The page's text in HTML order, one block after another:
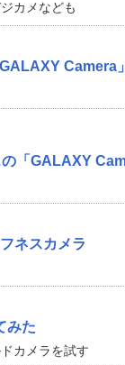
カメなども
Camera
「GALAXY
ネスカメラ
みた
カメラを試す